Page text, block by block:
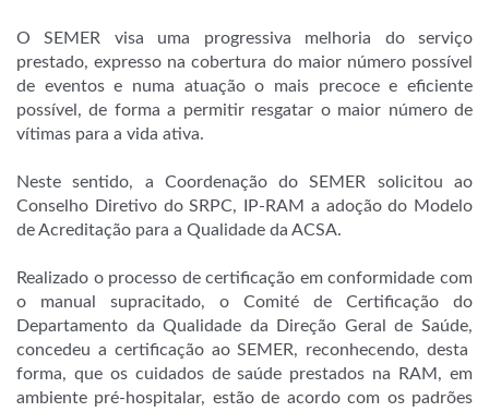
O SEMER visa uma progressiva melhoria do serviço
prestado, expresso na cobertura do maior número possível
de eventos e numa atuação o mais precoce e eficiente
possível, de forma a permitir resgatar o maior número de
vítimas para a vida ativa.
Neste sentido, a Coordenação do SEMER solicitou ao
Conselho Diretivo do SRPC, IP-RAM a adoção do Modelo
de Acreditação para a Qualidade da ACSA.
Realizado o processo de certificação em conformidade com
o manual supracitado, o Comité de Certificação do
Departamento da Qualidade da Direção Geral de Saúde,
concedeu a certificação ao SEMER, reconhecendo, desta
forma, que os cuidados de saúde prestados na RAM, em
ambiente pré-hospitalar, estão de acordo com os padrões